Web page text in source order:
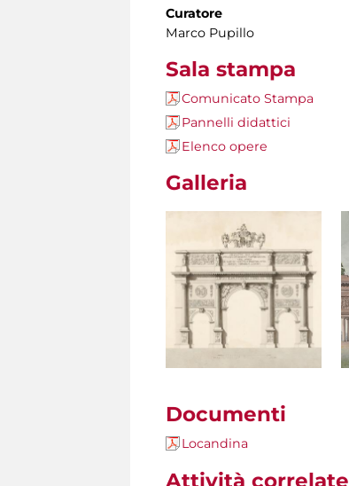
Curatore
Marco Pupillo
Sala stampa
Comunicato Stampa
Pannelli didattici
Elenco opere
Galleria
Documenti
Locandina